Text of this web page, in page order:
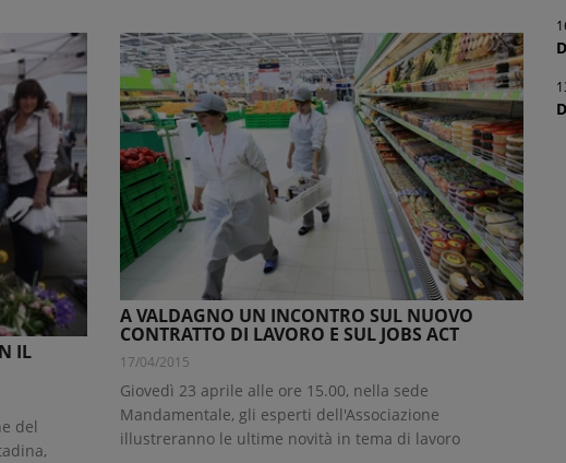
IL
del
A VALDAGNO UN INCONTRO SUL NUOVO
CONTRATTO DI LAVORO E SUL JOBS ACT
17/04/2015
Giovedì 23 aprile alle ore 15.00, nella sede
Mandamentale, gli esperti dell'Associazione
illustreranno le ultime novità in tema di lavoro